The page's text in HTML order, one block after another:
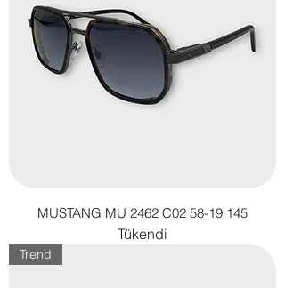
MUSTANG MU 2462 C02 58-19 145
Tükendi
Trend